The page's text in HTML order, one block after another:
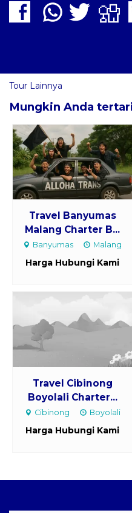
Tour Lainnya
Mungkin Anda
Travel Banyumas
Malang Charter B...
Banyumas Malang
Harga Hubungi Kami
Travel Cibinong
Boyolali Charter...
Cibinong Boyolali
Harga Hubungi Kami